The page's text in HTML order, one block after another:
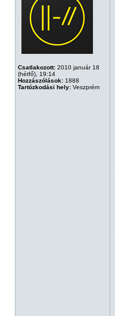
Csatlakozott: 2010 január 18
(hétfő), 19:14
Hozzászólások: 1888
Tartózkodási hely: Veszprém